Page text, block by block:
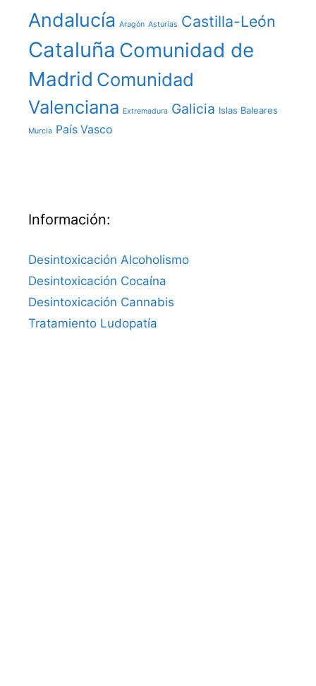
Andalucía Aragón Asturias Castilla-León
Cataluña Comunidad de
Madrid Comunidad
Valenciana Extremadura Galicia Islas Baleares
Murcia País Vasco
Información:
Desintoxicación Alcoholismo
Desintoxicación Cocaína
Desintoxicación Cannabis
Tratamiento Ludopatía